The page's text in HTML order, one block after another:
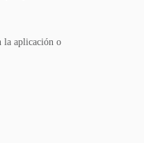
la aplicación o